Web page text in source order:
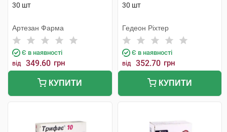
30 шт
Артезан Фарма
Є в наявності
від 349.60 грн
КУПИТИ
30 шт
Гедеон Ріхтер
Є в наявності
від 352.70 грн
КУПИТИ